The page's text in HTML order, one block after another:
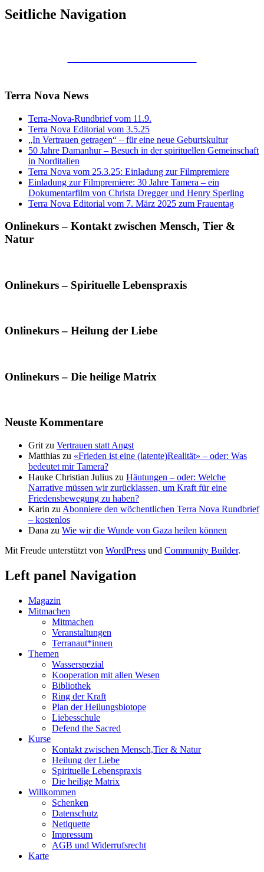
Seitliche Navigation
Terra Nova News
Terra-Nova-Rundbrief vom 11.9.
Terra Nova Editorial vom 3.5.25
„In Vertrauen getragen“ – für eine neue Geburtskultur
50 Jahre Damanhur – Besuch in der spirituellen Gemeinschaft
in Norditalien
Terra Nova vom 25.3.25: Einladung zur Filmpremiere
Einladung zur Filmpremiere: 30 Jahre Tamera – ein
Dokumentarfilm von Christa Dregger und Henry Sperling
Terra Nova Editorial vom 7. März 2025 zum Frauentag
Onlinekurs – Kontakt zwischen Mensch, Tier &
Natur
Onlinekurs – Spirituelle Lebenspraxis
Onlinekurs – Heilung der Liebe
Onlinekurs – Die heilige Matrix
Neuste Kommentare
Grit zu Vertrauen statt Angst
Matthias zu «Frieden ist eine (latente)Realität» – oder: Was
bedeutet mir Tamera?
Hauke Christian Julius zu Häutungen – oder: Welche
Narrative müssen wir zurücklassen, um Kraft für eine
Friedensbewegung zu haben?
Karin zu Abonniere den wöchentlichen Terra Nova Rundbrief
– kostenlos
Dana zu Wie wir die Wunde von Gaza heilen können
Mit Freude unterstützt von WordPress und Community Builder.
Left panel Navigation
Magazin
Mitmachen
Mitmachen
Veranstaltungen
Terranaut*innen
Themen
Wasserspezial
Kooperation mit allen Wesen
Bibliothek
Ring der Kraft
Plan der Heilungsbiotope
Liebesschule
Defend the Sacred
Kurse
Kontakt zwischen Mensch,Tier & Natur
Heilung der Liebe
Spirituelle Lebenspraxis
Die heilige Matrix
Willkommen
Schenken
Datenschutz
Netiquette
Impressum
AGB und Widerrufsrecht
Karte